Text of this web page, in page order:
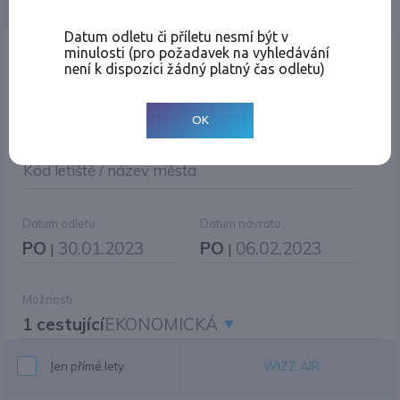
Místo odletu
Kód letiště / název města
Datum odletu
PO | 30.01.2023
Datum návratu
PO | 06.02.2023
Možnosti
1 cestujícíEKONOMICKÁ
Jen přímé lety WIZZ AIR
Datum odletu či příletu nesmí být v
minulosti (pro požadavek na vyhledávání
není k dispozici žádný platný čas odletu)
OK